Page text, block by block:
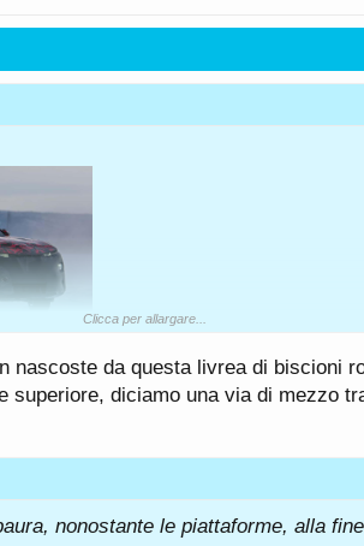
Clicca per allargare...
nascoste da questa livrea di biscioni
superiore, diciamo una via di mezzo
nonostante le piattaforme, alla